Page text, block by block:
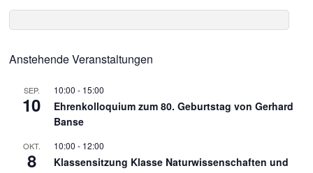
Anstehende Veranstaltungen
SEP.
10
10:00 - 15:00
Ehrenkolloquium zum 80. Geburtstag von Gerhard
Banse
OKT.
8
10:00 - 12:00
Klassensitzung Klasse Naturwissenschaften und